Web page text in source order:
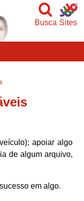
Sites
Busca
apoiar algo
de algum arquivo,
em algo.